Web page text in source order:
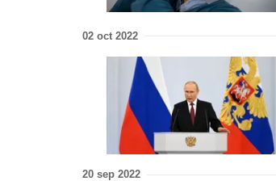
02 oct 2022
20 sep 2022